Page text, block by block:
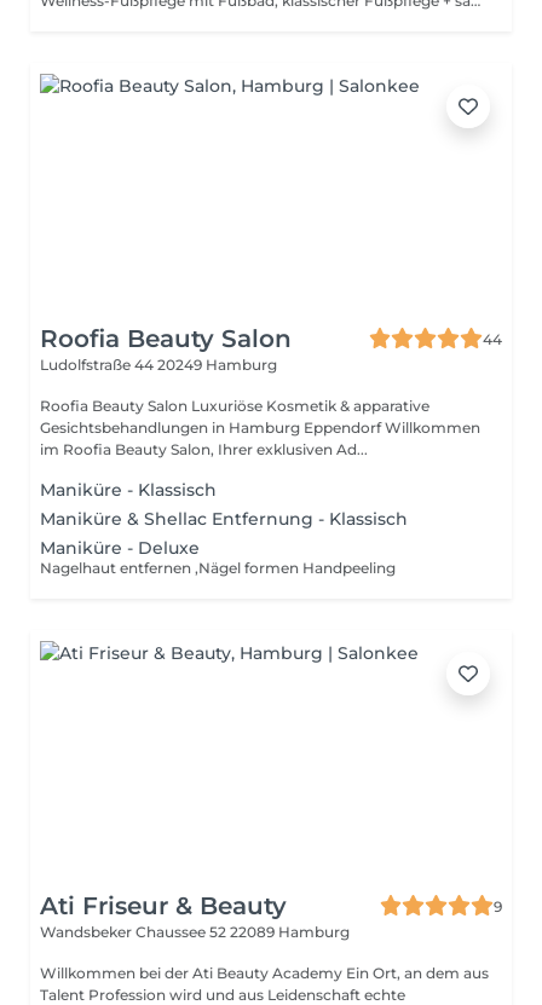
Roofia Beauty Salon
44
Ludolfstraße 44 20249 Hamburg
Roofia Beauty Salon Luxuriöse Kosmetik & apparative
Gesichtsbehandlungen in Hamburg Eppendorf Willkommen
im Roofia Beauty Salon, Ihrer exklusiven Ad...
Maniküre - Klassisch
Maniküre & Shellac Entfernung - Klassisch
Maniküre - Deluxe
Nagelhaut entfernen ,Nägel formen Handpeeling
Ati Friseur & Beauty
9
Wandsbeker Chaussee 52 22089 Hamburg
Willkommen bei der Ati Beauty Academy Ein Ort, an dem aus
Talent Profession wird und aus Leidenschaft echte